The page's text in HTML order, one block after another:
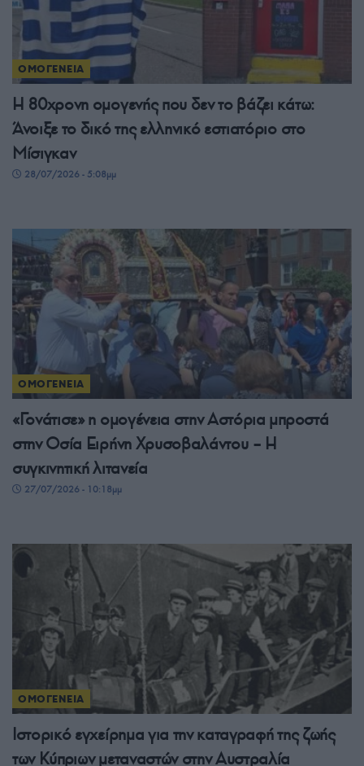
ΟΜΟΓΕΝΕΙΑ
Η 80χρονη ομογενής που δεν το βάζει κάτω:
Άνοιξε το δικό της ελληνικό εστιατόριο στο
Μίσιγκαν
28/07/2026 - 5:08μμ
ΟΜΟΓΕΝΕΙΑ
«Γονάτισε» η ομογένεια στην Αστόρια μπροστά
στην Οσία Ειρήνη Χρυσοβαλάντου – Η
συγκινητική λιτανεία
27/07/2026 - 10:18μμ
ΟΜΟΓΕΝΕΙΑ
Ιστορικό εγχείρημα για την καταγραφή της ζωής
των Κύπριων μεταναστών στην Αυστραλία